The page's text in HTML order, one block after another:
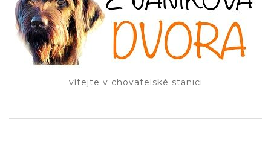
vítejte v chovatelské stanici